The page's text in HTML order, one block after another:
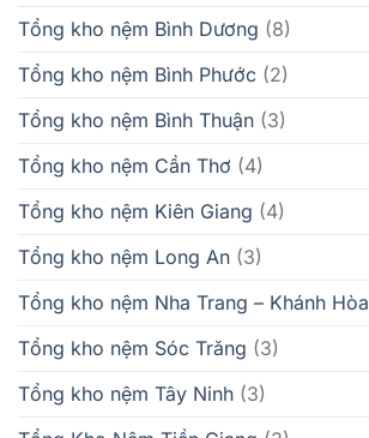
Tổng kho nệm Bình Dương (8)
Tổng kho nệm Bình Phước (2)
Tổng kho nệm Bình Thuận (3)
Tổng kho nệm Cần Thơ (4)
Tổng kho nệm Kiên Giang (4)
Tổng kho nệm Long An (3)
Tổng kho nệm Nha Trang – Khánh Hòa
Tổng kho nệm Sóc Trăng (3)
Tổng kho nệm Tây Ninh (3)